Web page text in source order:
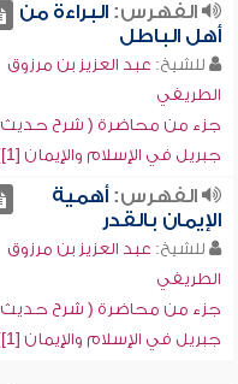
الفهرس:البراءة من
أهل الباطل
للشيخ: عبد العزيز بن مرزوق
الطريفي
جزء من محاضرة ( شرح حديث
جبريل في الإسلام والإيمان [1])
الفهرس:أهمية
الإيمان بالقدر
للشيخ: عبد العزيز بن مرزوق
الطريفي
جزء من محاضرة ( شرح حديث
جبريل في الإسلام والإيمان [1])